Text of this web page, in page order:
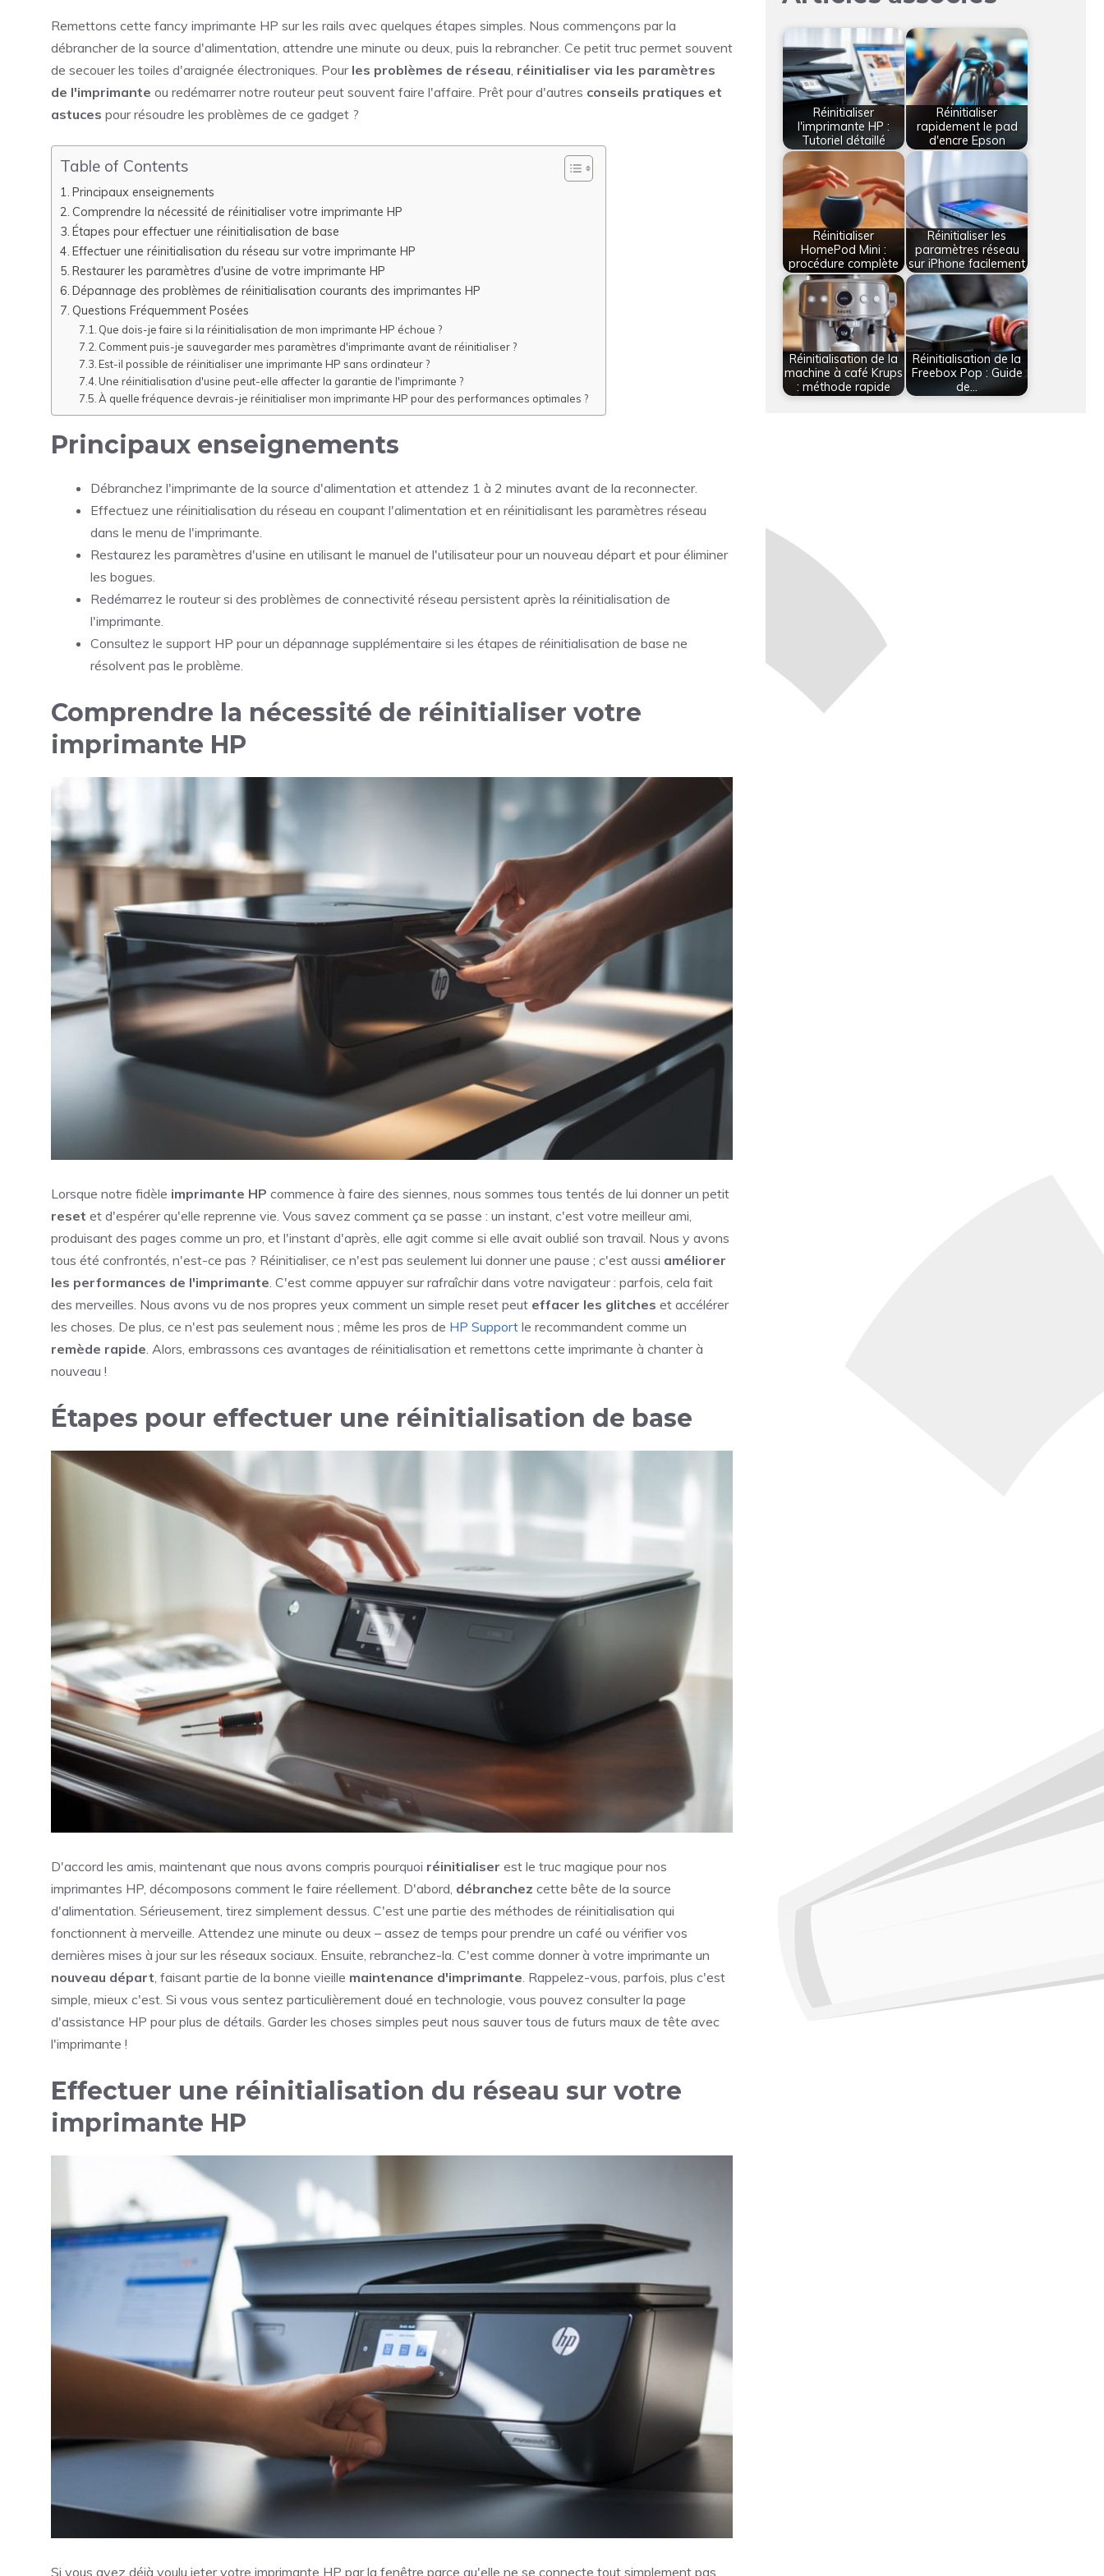
Remettons cette fancy imprimante HP sur les rails avec quelques étapes simples. Nous commençons par la
débrancher de la source d'alimentation, attendre une minute ou deux, puis la rebrancher. Ce petit truc permet souvent
de secouer les toiles d'araignée électroniques. Pour les problèmes de réseau réinitialiser via les paramètres
de l'imprimante ou redémarrer notre routeur peut souvent faire l'affaire. Prêt pour d'autres conseils pratiques et
astuces pour résoudre les problèmes de ce gadget ?
Table of Contents
Principaux enseignements
Comprendre la nécessité de réinitialiser votre imprimante HP
Étapes pour effectuer une réinitialisation de base
Effectuer une réinitialisation du réseau sur votre imprimante HP
Restaurer les paramètres d'usine de votre imprimante HP
Dépannage des problèmes de réinitialisation courants des imprimantes HP
Questions Fréquemment Posées
Que dois-je faire si la réinitialisation de mon imprimante HP échoue ?
Comment puis-je sauvegarder mes paramètres d'imprimante avant de réinitialiser ?
Est-il possible de réinitialiser une imprimante HP sans ordinateur ?
Une réinitialisation d'usine peut-elle affecter la garantie de l'imprimante ?
À quelle fréquence devrais-je réinitialiser mon imprimante HP pour des performances optimales ?
Principaux enseignements
Débranchez l'imprimante de la source d'alimentation et attendez 1 à 2 minutes avant de la reconnecter.
Effectuez une réinitialisation du réseau en coupant l'alimentation et en réinitialisant les paramètres réseau
dans le menu de l'imprimante.
Restaurez les paramètres d'usine en utilisant le manuel de l'utilisateur pour un nouveau départ et pour éliminer
les bogues.
Redémarrez le routeur si des problèmes de connectivité réseau persistent après la réinitialisation de
l'imprimante.
Consultez le support HP pour un dépannage supplémentaire si les étapes de réinitialisation de base ne
résolvent pas le problème.
Comprendre la nécessité de réinitialiser votre
imprimante HP
Lorsque notre fidèle imprimante HP commence à faire des siennes, nous sommes tous tentés de lui donner un petit
reset et d'espérer qu'elle reprenne vie. Vous savez comment ça se passe : un instant, c'est votre meilleur ami,
produisant des pages comme un pro, et l'instant d'après, elle agit comme si elle avait oublié son travail. Nous y avons
tous été confrontés, n'est-ce pas ? Réinitialiser, ce n'est pas seulement lui donner une pause ; c'est aussi améliorer
les performances de l'imprimante . C'est comme appuyer sur rafraîchir dans votre navigateur : parfois, cela fait
des merveilles. Nous avons vu de nos propres yeux comment un simple reset peut effacer les glitches et accélérer
les choses. De plus, ce n'est pas seulement nous ; même les pros de HP Support le recommandent comme un
remède rapide . Alors, embrassons ces avantages de réinitialisation et remettons cette imprimante à chanter à
nouveau !
Étapes pour effectuer une réinitialisation de base
D'accord les amis, maintenant que nous avons compris pourquoi réinitialiser est le truc magique pour nos
imprimantes HP, décomposons comment le faire réellement. D'abord, débranchez cette bête de la source
d'alimentation. Sérieusement, tirez simplement dessus. C'est une partie des méthodes de réinitialisation qui
fonctionnent à merveille. Attendez une minute ou deux – assez de temps pour prendre un café ou vérifier vos
dernières mises à jour sur les réseaux sociaux. Ensuite, rebranchez-la. C'est comme donner à votre imprimante un
nouveau départ, faisant partie de la bonne vieille maintenance d'imprimante. Rappelez-vous, parfois, plus c'est
simple, mieux c'est. Si vous vous sentez particulièrement doué en technologie, vous pouvez consulter la page
d'assistance HP pour plus de détails. Garder les choses simples peut nous sauver tous de futurs maux de tête avec
l'imprimante !
Effectuer une réinitialisation du réseau sur votre
imprimante HP
Si vous avez déjà voulu jeter votre imprimante HP par la fenêtre parce qu'elle ne se connecte tout simplement pas
Réinitialiser
l'imprimante HP :
Tutoriel détaillé
Réinitialiser
rapidement le pad
d'encre Epson
Réinitialiser
HomePod Mini :
procédure complète
Réinitialiser les
paramètres réseau
sur iPhone facilement
Réinitialisation de la
machine à café Krups
: méthode rapide
Réinitialisation de la
Freebox Pop : Guide
de…